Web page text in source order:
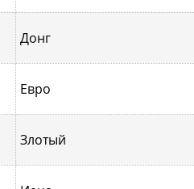
Донг
Евро
Злотый